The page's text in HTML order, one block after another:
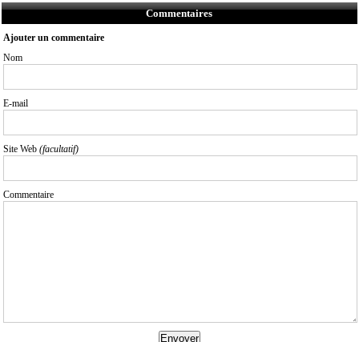
Commentaires
Ajouter un commentaire
Nom
E-mail
Site Web (facultatif)
Commentaire